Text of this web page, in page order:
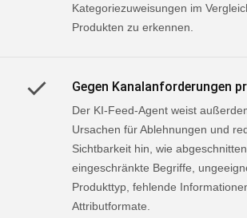
Kategoriezuweisungen im
Produkten zu erkennen.
Gegen Kanalanforderungen
Der KI-Feed-Agent weist
Ursachen für Ablehnungen und
Sichtbarkeit hin, wie
eingeschränkte Begriffe,
Produkttyp, fehlende
Attributformate.